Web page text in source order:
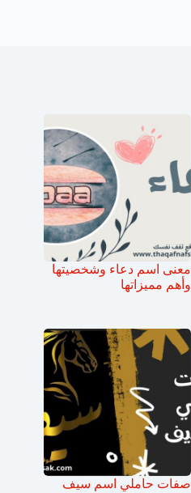
معنى اسم دعاء وشخصيتها
وأهم مميزاتها
صفات حاملي اسم سيف